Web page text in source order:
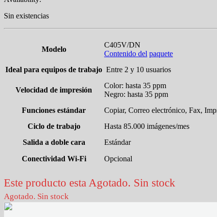
Sin existencias
Modelo
C405V/DN
Contenido del paquete
Ideal para equipos de trabajo Entre 2 y 10 usuarios
Velocidad de impresión
Color: hasta 35 ppm
Negro: hasta 35 ppm
Funciones estándar
Copiar, Correo electrónico, Fax,
Ciclo de trabajo
Hasta 85.000 imágenes/mes
Salida a doble cara
Estándar
Conectividad Wi-Fi
Opcional
Este producto esta Agotado. Sin stock
Agotado. Sin stock